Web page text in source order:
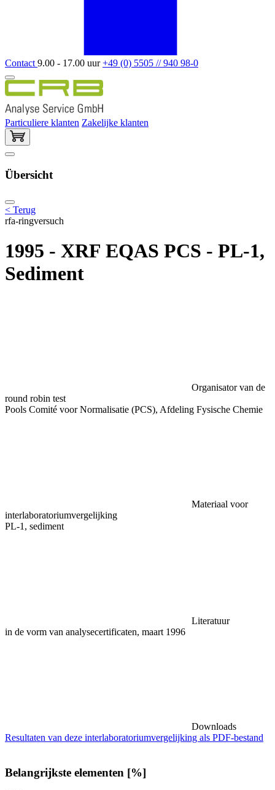
Contact 9.00 - 17.00 uur+49 (0) 5505 // 940 98-0
Particuliere klanten Zakelijke klanten
Übersicht
< Terug
rfa-ringversuch
1995 - XRF EQAS PCS - PL-1,
Sediment
Organisator van de
round robin test
Pools Comité voor Normalisatie (PCS), Afdeling Fysische Chemie
Materiaal voor
interlaboratoriumvergelijking
PL-1, sediment
Literatuur
in de vorm van analysecertificaten, maart 1996
Downloads
Resultaten van deze interlaboratoriumvergelijking als PDF-bestand
Belangrijkste elementen [%]